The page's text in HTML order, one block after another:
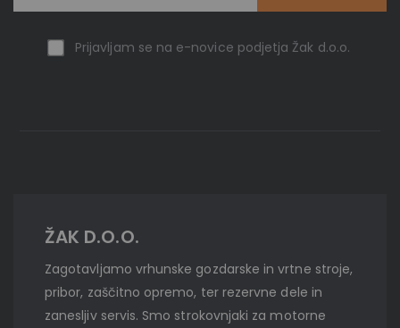
Prijavljam se na e-novice podjetja Žak d.o.o.
ŽAK D.O.O.
Zagotavljamo vrhunske gozdarske in vrtne stroje,
pribor, zaščitno opremo, ter rezervne dele in
zanesljiv servis. Smo strokovnjaki za motorne